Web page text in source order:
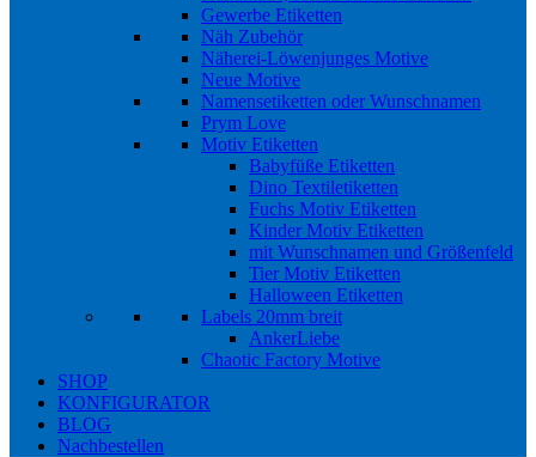
Gewerbe Etiketten
Näh Zubehör
Näherei-Löwenjunges Motive
Neue Motive
Namensetiketten oder Wunschnamen
Prym Love
Motiv Etiketten
Babyfüße Etiketten
Dino Textiletiketten
Fuchs Motiv Etiketten
Kinder Motiv Etiketten
mit Wunschnamen und Größenfeld
Tier Motiv Etiketten
Halloween Etiketten
Labels 20mm breit
AnkerLiebe
Chaotic Factory Motive
SHOP
KONFIGURATOR
BLOG
Nachbestellen